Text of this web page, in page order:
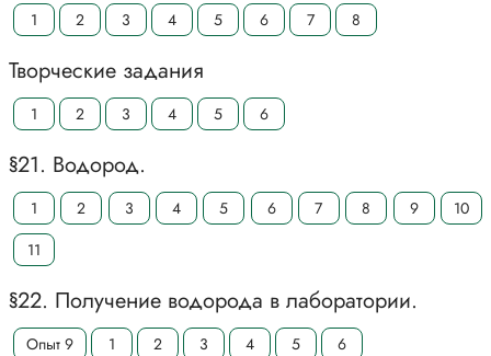
1 2 3 4 5 6 7 8
Творческие задания
1 2 3 4 5 6
§21. Водород.
1 2 3 4 5 6 7 8 9
10
11
§22. Получение водорода в лаборатории.
Опыт 9 1 2 3 4 5 6